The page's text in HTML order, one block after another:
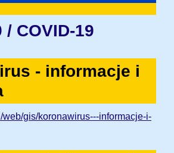
/ COVID-19
- informacje i
web/gis/koronawirus---informacje-i-